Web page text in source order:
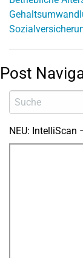
Post
NEU: IntelliScan